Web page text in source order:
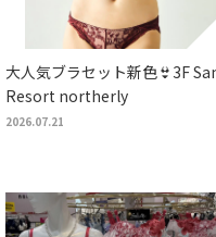
大人気ブラセット新色👙3F
Resort northerly
2026.07.21